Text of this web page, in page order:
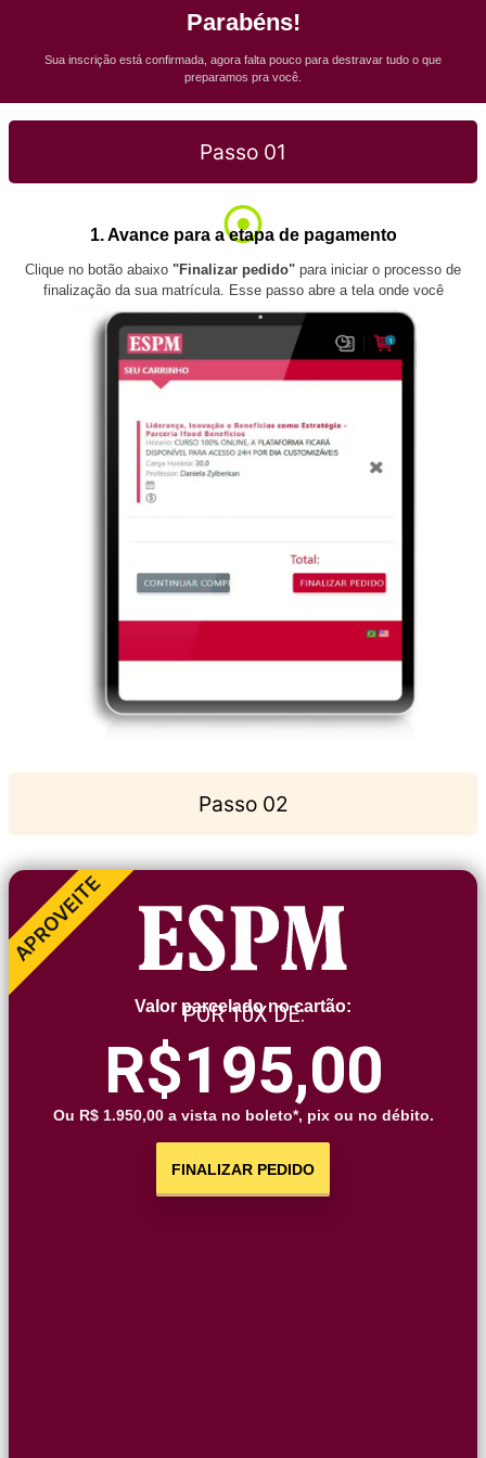
Parabéns!
Sua inscrição está confirmada, agora falta pouco para destravar tudo o que
preparamos pra você.
Passo 01
Passo 02
1. Avance para a etapa de pagamento
Clique no botão abaixo "Finalizar pedido" para iniciar o processo de
finalização da sua matrícula. Esse passo abre a tela onde você
continua o fluxo de pagamento.
Valor parcelado no cartão:
POR10X DE:
R$195,00
Ou R$ 1.950,00 a vista no boleto*, pix ou no débito.
FINALIZAR PEDIDO
APROVEITE